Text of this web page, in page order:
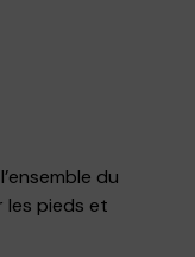
du
les pieds et